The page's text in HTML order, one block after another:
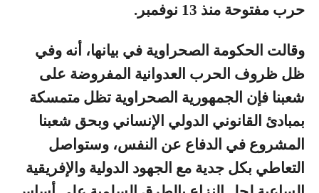
حرب مفتوحة منذ 13 نوفمبر.
وقالت الحكومة الصحراوية في بيانها، أنه وفي
ظل ظروف الحرب العدوانية المفروضة على
شعبنا فإن الجمهورية الصحراوية تظل متمسكة
بمبادئ القانوني الدولي الإنساني وبحق شعبنا
المشروع في الدفاع عن النفس، وستواصل
التعاطي بكل جدية مع الجهود الدولية والإفريقية